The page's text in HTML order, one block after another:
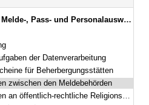
(BayGMPP) Vom 23. Juni 2015 (GVBl S. 178) BayRS 210-3-I (Art. 1–12)
der Datenverarbeitung
für Beherbergungsstätten
zwischen den Meldebehörden
rechtliche Religionsgesellschaften